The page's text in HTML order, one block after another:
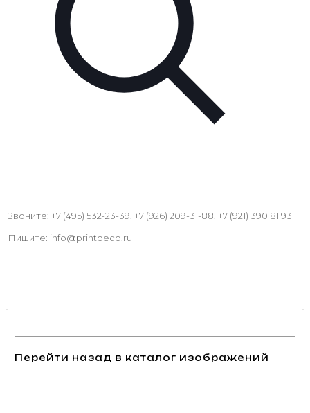
Звоните: +7 (495) 532-23-39, +7 (926) 209-31-88, +7 (921) 390 81 93
Пишите: info@printdeco.ru
Перейти назад в каталог изображений